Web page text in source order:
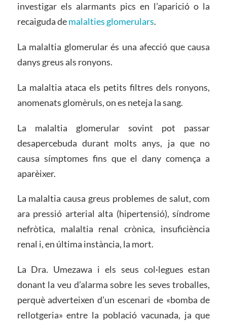
investigar els alarmants pics en l’aparició o la
recaiguda demalalties glomerulars.
La malaltia glomerular és una afecció que causa
danys greus als ronyons.
La malaltia ataca els petits filtres dels ronyons,
anomenats glomèruls, on es neteja la sang.
La malaltia glomerular sovint pot passar
desapercebuda durant molts anys, ja que no
causa símptomes fins que el dany comença a
aparèixer.
La malaltia causa greus problemes de salut, com
ara pressió arterial alta (hipertensió), síndrome
nefròtica, malaltia renal crònica, insuficiència
renal i, en última instància, la mort.
La Dra. Umezawa i els seus col·legues estan
donant la veu d’alarma sobre les seves troballes,
perquè adverteixen d’un escenari de «bomba de
rellotgeria» entre la població vacunada, ja que